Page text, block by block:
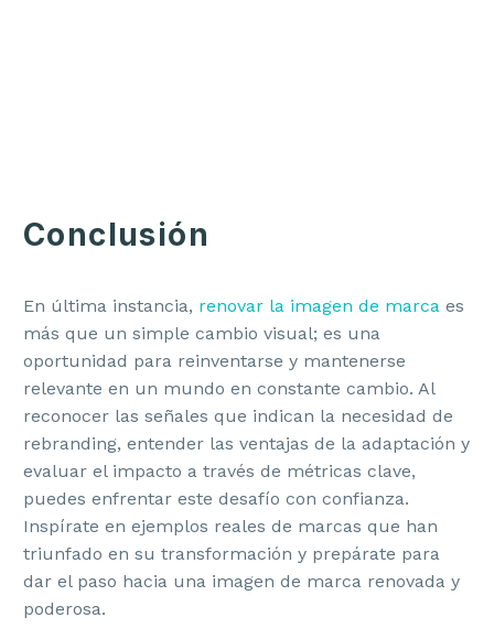
Conclusión
En última instancia, renovar la imagen de marca es
más que un simple cambio visual; es una
oportunidad para reinventarse y mantenerse
relevante en un mundo en constante cambio. Al
reconocer las señales que indican la necesidad de
rebranding, entender las ventajas de la adaptación y
evaluar el impacto a través de métricas clave,
puedes enfrentar este desafío con confianza.
Inspírate en ejemplos reales de marcas que han
triunfado en su transformación y prepárate para
dar el paso hacia una imagen de marca renovada y
poderosa.